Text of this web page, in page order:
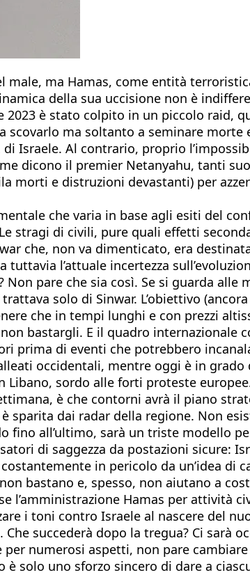
ma Hamas, come entità
della sua uccisione non è
2023 è stato colpito in un piccolo raid,
ma soltanto a seminare morte
Israele. Al contrario, proprio
dicono il premier Netanyahu, tanti
morti e distruzioni devastanti) per
che varia in base agli esiti del
stragi di civili, pure quali effetti
che, non va dimenticato, era
l’attuale incertezza
pare che sia così. Se si guarda alle
solo di Sinwar. L’obiettivo
che in tempi lunghi e con prezzi
bastargli. E il quadro internazionale
prima di eventi che potrebbero
occidentali, mentre oggi è in
Libano, sordo alle forti proteste
è che contorni avrà il piano
sparita dai radar della regione. Non
fino all’ultimo, sarà un triste modello
di saggezza da postazioni sicure:
in pericolo da un’idea di
bastano e, spesso, non aiutano a
l’amministrazione Hamas per attività
i toni contro Israele al nascere del
succederà dopo la tregua? Ci sarà
numerosi aspetti, non pare
solo uno sforzo sincero di dare a